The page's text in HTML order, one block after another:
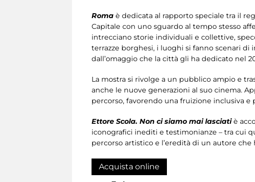
Roma è dedicata al rapporto speciale tra il
Capitale con uno sguardo al tempo stesso
intrecciano storie individuali e collettive,
terrazze borghesi, i luoghi si fanno scenari
dall’omaggio che la città gli ha dedicato nel
La mostra si rivolge a un pubblico ampio e
anche le nuove generazioni al suo cinema.
percorso, favorendo una fruizione inclusiva e
Ettore Scola. Non ci siamo mai lasciatiè
iconografici inediti e testimonianze – tra cui
percorso artistico e l’eredità di un autore
Acquista online